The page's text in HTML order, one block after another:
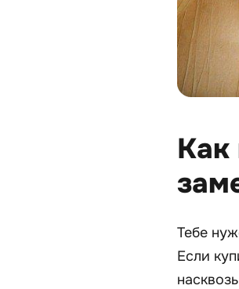
Как
Тебе
Если